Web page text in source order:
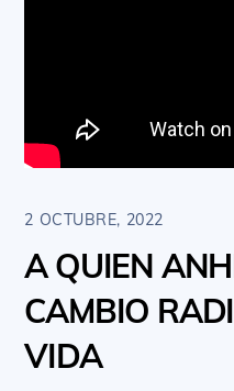
2 OCTUBRE, 2022
A QUIEN
CAMBIO
VIDA